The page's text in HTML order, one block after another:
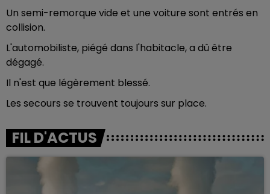
Un semi-remorque vide et une voiture sont entrés en
collision.
L'automobiliste, piégé dans l'habitacle, a dû être
dégagé.
Il n'est que légèrement blessé.
Les secours se trouvent toujours sur place.
FIL D'ACTUS